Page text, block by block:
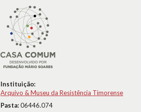
Instituição:
Arquivo & Museu da Resistência Timorense
Pasta:06446.074